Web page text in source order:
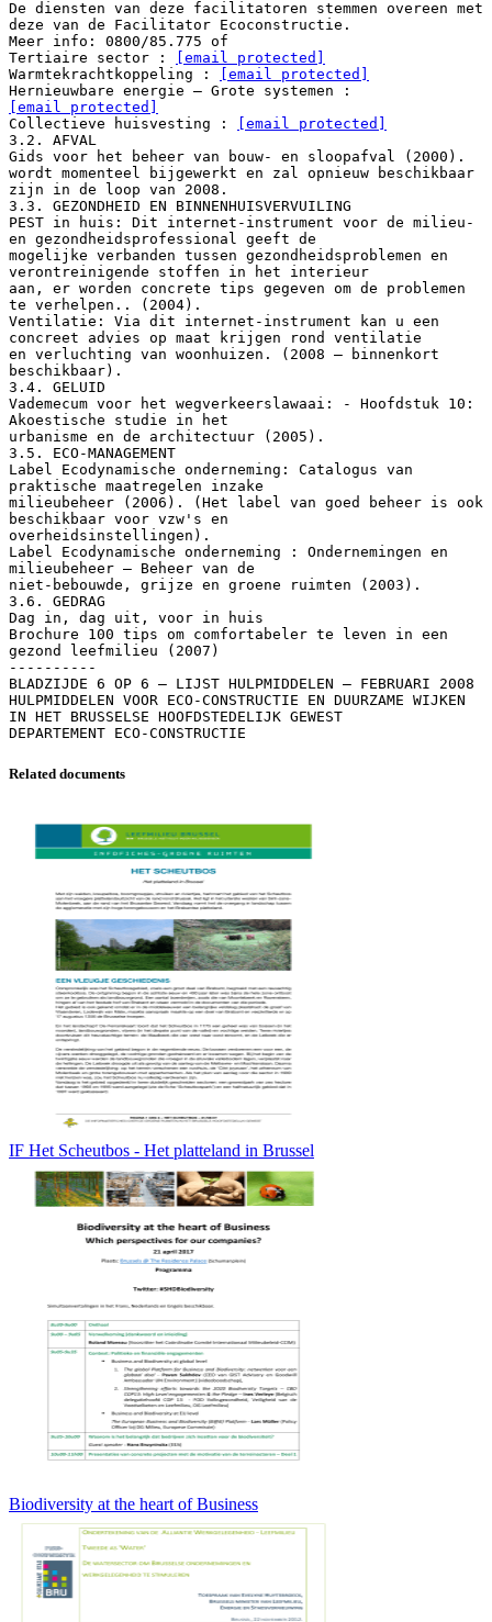
De diensten van deze facilitatoren stemmen overeen met
deze van de Facilitator Ecoconstructie.
Meer info: 0800/85.775 of
Tertiaire sector :
[email protected]
Warmtekrachtkoppeling :
[email protected]
Hernieuwbare energie – Grote systemen :
[email protected]
Collectieve huisvesting :
[email protected]
3.2. AFVAL
Gids voor het beheer van bouw- en sloopafval (2000).
wordt momenteel bijgewerkt en zal opnieuw beschikbaar
zijn in de loop van 2008.
3.3. GEZONDHEID EN BINNENHUISVERVUILING
PEST in huis: Dit internet-instrument voor de milieu-
en gezondheidsprofessional geeft de
mogelijke verbanden tussen gezondheidsproblemen en
verontreinigende stoffen in het interieur
aan, er worden concrete tips gegeven om de problemen
te verhelpen.. (2004).
Ventilatie: Via dit internet-instrument kan u een
concreet advies op maat krijgen rond ventilatie
en verluchting van woonhuizen. (2008 – binnenkort
beschikbaar).
3.4. GELUID
Vademecum voor het wegverkeerslawaai: - Hoofdstuk 10:
Akoestische studie in het
urbanisme en de architectuur (2005).
3.5. ECO-MANAGEMENT
Label Ecodynamische onderneming: Catalogus van
praktische maatregelen inzake
milieubeheer (2006). (Het label van goed beheer is ook
beschikbaar voor vzw's en
overheidsinstellingen).
Label Ecodynamische onderneming : Ondernemingen en
milieubeheer – Beheer van de
niet-bebouwde, grijze en groene ruimten (2003).
3.6. GEDRAG
Dag in, dag uit, voor in huis
Brochure 100 tips om comfortabeler te leven in een
gezond leefmilieu (2007)
----------
BLADZIJDE 6 OP 6 – LIJST HULPMIDDELEN – FEBRUARI 2008
HULPMIDDELEN VOOR ECO-CONSTRUCTIE EN DUURZAME WIJKEN
IN HET BRUSSELSE HOOFDSTEDELIJK GEWEST
Related documents
IF Het Scheutbos - Het platteland in Brussel
Biodiversity at the heart of Business